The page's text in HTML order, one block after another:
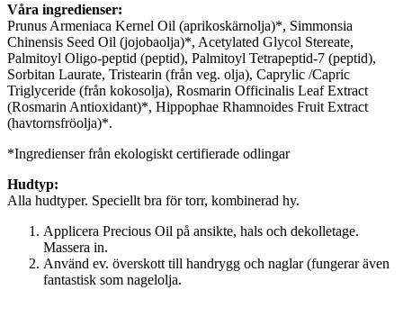
Våra ingredienser:
Prunus Armeniaca Kernel Oil (aprikoskärnolja)*, Simmonsia
Chinensis Seed Oil (jojobaolja)*, Acetylated Glycol Stereate,
Palmitoyl Oligo-peptid (peptid), Palmitoyl Tetrapeptid-7 (peptid),
Sorbitan Laurate, Tristearin (från veg. olja), Caprylic /Capric
Triglyceride (från kokosolja), Rosmarin Officinalis Leaf Extract
(Rosmarin Antioxidant)*, Hippophae Rhamnoides Fruit Extract
(havtornsfröolja)*.
*Ingredienser från ekologiskt certifierade odlingar
Hudtyp:
Alla hudtyper. Speciellt bra för torr, kombinerad hy.
Applicera Precious Oil på ansikte, hals och dekolletage.
Massera in.
Använd ev. överskott till handrygg och naglar (fungerar även
fantastisk som nagelolja.